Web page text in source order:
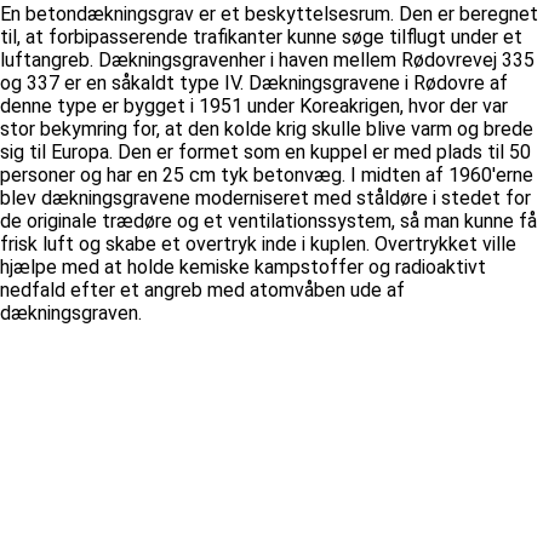
En betondækningsgrav er et beskyttelsesrum. Den er beregnet
til, at forbipasserende trafikanter kunne søge tilflugt under et
luftangreb. Dækningsgravenher i haven mellem Rødovrevej 335
og 337 er en såkaldt type IV. Dækningsgravene i Rødovre af
denne type er bygget i 1951 under Koreakrigen, hvor der var
stor bekymring for, at den kolde krig skulle blive varm og brede
sig til Europa. Den er formet som en kuppel er med plads til 50
personer og har en 25 cm tyk betonvæg. I midten af 1960'erne
blev dækningsgravene moderniseret med ståldøre i stedet for
de originale trædøre og et ventilationssystem, så man kunne få
frisk luft og skabe et overtryk inde i kuplen. Overtrykket ville
hjælpe med at holde kemiske kampstoffer og radioaktivt
nedfald efter et angreb med atomvåben ude af
dækningsgraven.